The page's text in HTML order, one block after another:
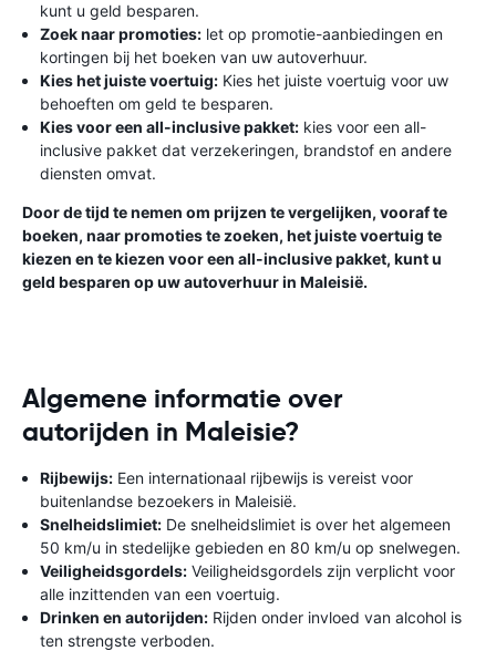
kunt u geld besparen.
Zoek naar promoties: let op promotie-aanbiedingen en
kortingen bij het boeken van uw autoverhuur.
Kies het juiste voertuig: Kies het juiste voertuig voor uw
behoeften om geld te besparen.
Kies voor een all-inclusive pakket: kies voor een all-
inclusive pakket dat verzekeringen, brandstof en andere
diensten omvat.
Door de tijd te nemen om prijzen te vergelijken, vooraf te
boeken, naar promoties te zoeken, het juiste voertuig te
kiezen en te kiezen voor een all-inclusive pakket, kunt u
geld besparen op uw autoverhuur in Maleisië.
Algemene informatie over
autorijden in Maleisie?
Rijbewijs: Een internationaal rijbewijs is vereist voor
buitenlandse bezoekers in Maleisië.
Snelheidslimiet: De snelheidslimiet is over het algemeen
50 km/u in stedelijke gebieden en 80 km/u op snelwegen.
Veiligheidsgordels: Veiligheidsgordels zijn verplicht voor
alle inzittenden van een voertuig.
Drinken en autorijden: Rijden onder invloed van alcohol is
ten strengste verboden.